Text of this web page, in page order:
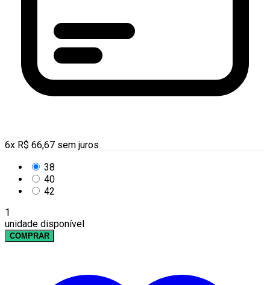
6x R$ 66,67 sem juros
38
40
42
1
unidade disponível
COMPRAR